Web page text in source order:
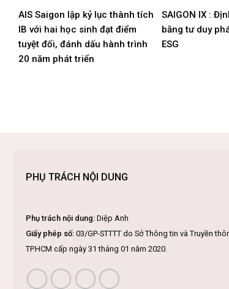
AIS Saigon lập kỷ lục thành tích
IB với hai học sinh đạt điểm
tuyệt đối, đánh dấu hành trình
20 năm phát triển
SAIGON IX :
bằng tư duy
ESG
PHỤ TRÁCH NỘI DUNG
Phụ trách nội dung: Diệp Anh
Giấy phép số: 03/GP-STTTT do Sở Thông tin và Truyền
TP.HCM cấp ngày 31 tháng 01 năm 2020.